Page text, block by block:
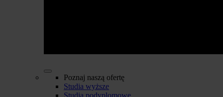
Poznaj naszą ofertę
Studia wyższe